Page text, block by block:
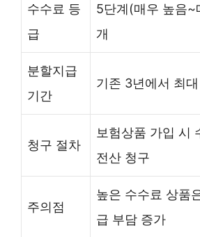
수수료 등
급
5단계(매우 높음~
개
분할지급
기간
기존 3년에서 최
청구 절차
보험상품 가입 시
전산 청구
주의점
높은 수수료 상품
급 부담 증가